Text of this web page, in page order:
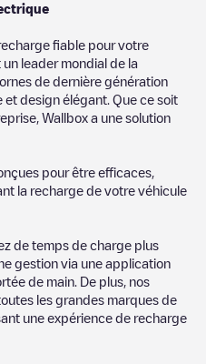
fiable pour votre
un leader mondial de la
de dernière génération
design élégant. Que ce soit
Wallbox a une solution
pour être efficaces,
la recharge de votre véhicule
de temps de charge plus
gestion via une application
de main. De plus, nos
les grandes marques de
une expérience de recharge